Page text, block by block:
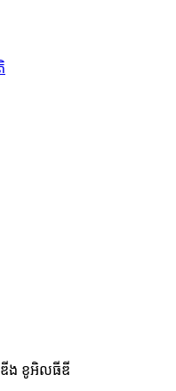
ឌីង ខូអិលធីឌី